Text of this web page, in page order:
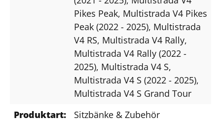
Pikes Peak, Multistrada V4 Pikes
Peak (2022 - 2025), Multistrada
V4 RS, Multistrada V4 Rally,
Multistrada V4 Rally (2022 -
2025), Multistrada V4 S,
Multistrada V4 S (2022 - 2025),
Multistrada V4 S Grand Tour
Produktart:
Sitzbänke & Zubehör